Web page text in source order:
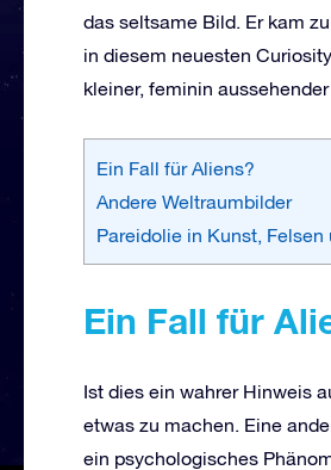
das seltsame Bild. Er kam
in diesem neuesten
kleiner, feminin
Ein Fall für Aliens?
Andere Weltraumbilder
Pareidolie in Kunst, Felsen
Ein Fall für
Ist dies ein wahrer Hinweis
etwas zu machen. Eine
ein psychologisches